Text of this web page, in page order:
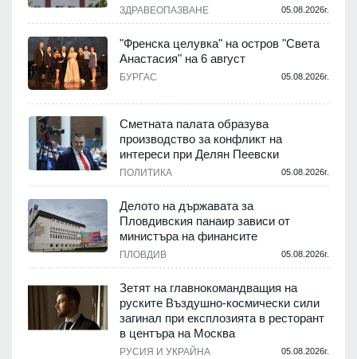
ЗДРАВЕОПАЗВАНЕ 05.08.2026г.
"Френска целувка" на остров "Света
Анастасия" на 6 август
БУРГАС 05.08.2026г.
Сметната палата образува
производство за конфликт на
интереси при Делян Пеевски
ПОЛИТИКА 05.08.2026г.
Делото на държавата за
Пловдивския панаир зависи от
министъра на финансите
ПЛОВДИВ 05.08.2026г.
Зетят на главнокомандващия на
руските Въздушно-космически сили
загинал при експлозията в ресторант
в центъра на Москва
РУСИЯ И УКРАЙНА 05.08.2026г.